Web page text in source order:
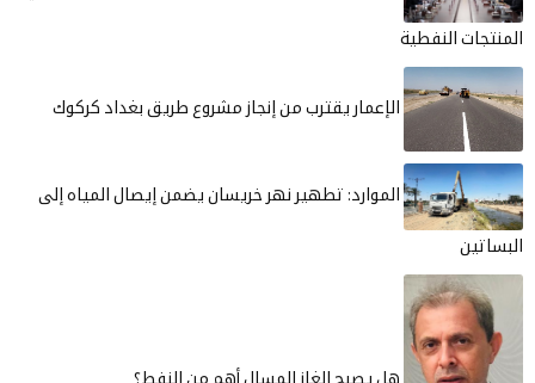
النفطية
الإعمار يقترب من إنجاز مشروع طريق بغداد كركوك
الموارد: تطهير نهر خريسان يضمن إيصال المياه إلى